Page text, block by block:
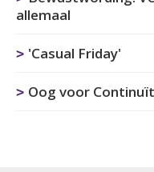
allemaal
'Casual Friday'
Oog voor